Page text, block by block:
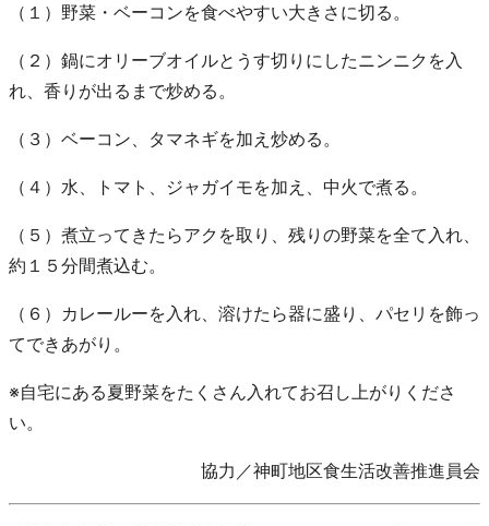
（１）野菜・ベーコンを食べやすい大きさに切る。
（２）鍋にオリーブオイルとうす切りにしたニンニクを入
れ、香りが出るまで炒める。
（３）ベーコン、タマネギを加え炒める。
（４）水、トマト、ジャガイモを加え、中火で煮る。
（５）煮立ってきたらアクを取り、残りの野菜を全て入れ、
約１５分間煮込む。
（６）カレールーを入れ、溶けたら器に盛り、パセリを飾っ
てできあがり。
※自宅にある夏野菜をたくさん入れてお召し上がりくださ
い。
協力／神町地区食生活改善推進員会